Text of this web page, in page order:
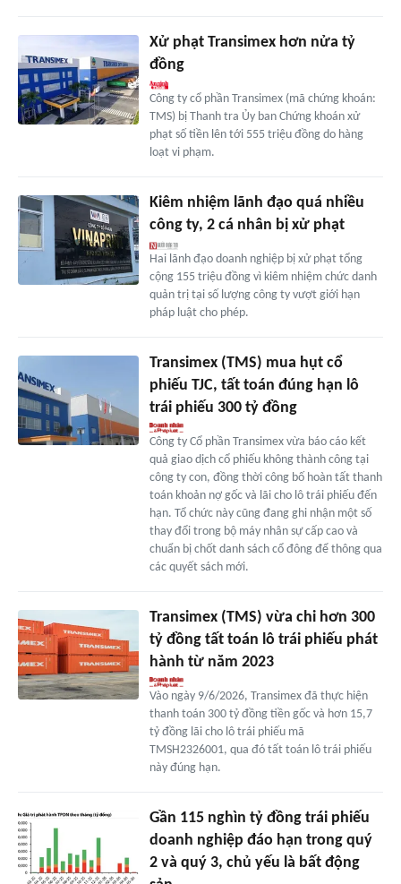
Xử phạt Transimex hơn nửa tỷ
đồng
Công ty cổ phần Transimex (mã chứng khoán:
TMS) bị Thanh tra Ủy ban Chứng khoán xử
phạt số tiền lên tới 555 triệu đồng do hàng
loạt vi phạm.
Kiêm nhiệm lãnh đạo quá nhiều
công ty, 2 cá nhân bị xử phạt
Hai lãnh đạo doanh nghiệp bị xử phạt tổng
cộng 155 triệu đồng vì kiêm nhiệm chức danh
quản trị tại số lượng công ty vượt giới hạn
pháp luật cho phép.
Transimex (TMS) mua hụt cổ
phiếu TJC, tất toán đúng hạn lô
trái phiếu 300 tỷ đồng
Công ty Cổ phần Transimex vừa báo cáo kết
quả giao dịch cổ phiếu không thành công tại
công ty con, đồng thời công bố hoàn tất thanh
toán khoản nợ gốc và lãi cho lô trái phiếu đến
hạn. Tổ chức này cũng đang ghi nhận một số
thay đổi trong bộ máy nhân sự cấp cao và
chuẩn bị chốt danh sách cổ đông để thông qua
các quyết sách mới.
Transimex (TMS) vừa chi hơn 300
tỷ đồng tất toán lô trái phiếu phát
hành từ năm 2023
Vào ngày 9/6/2026, Transimex đã thực hiện
thanh toán 300 tỷ đồng tiền gốc và hơn 15,7
tỷ đồng lãi cho lô trái phiếu mã
TMSH2326001, qua đó tất toán lô trái phiếu
này đúng hạn.
Gần 115 nghìn tỷ đồng trái phiếu
doanh nghiệp đáo hạn trong quý
2 và quý 3, chủ yếu là bất động